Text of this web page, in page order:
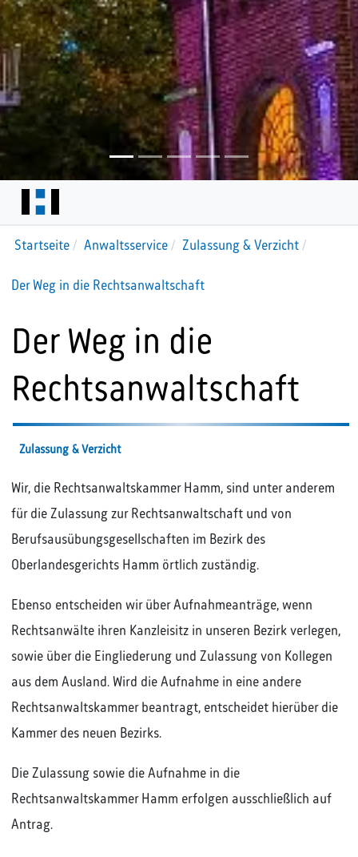
Startseite Anwaltsservice Zulassung & Verzicht
Der Weg in die Rechtsanwaltschaft
Der Weg in die
Rechtsanwaltschaft
Zulassung & Verzicht
Wir, die Rechtsanwaltskammer Hamm, sind unter anderem
für die Zulassung zur Rechtsanwaltschaft und von
Berufsausübungsgesellschaften im Bezirk des
Oberlandesgerichts Hamm örtlich zuständig.
Ebenso entscheiden wir über Aufnahmeanträge, wenn
Rechtsanwälte ihren Kanzleisitz in unseren Bezirk verlegen,
sowie über die Eingliederung und Zulassung von Kollegen
aus dem Ausland. Wird die Aufnahme in eine andere
Rechtsanwaltskammer beantragt, entscheidet hierüber die
Kammer des neuen Bezirks.
Die Zulassung sowie die Aufnahme in die
Rechtsanwaltskammer Hamm erfolgen ausschließlich auf
Antrag.